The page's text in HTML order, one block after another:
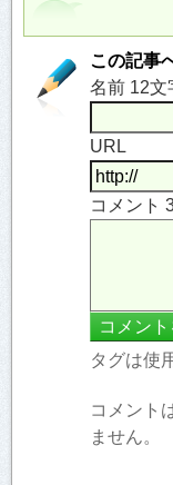
この記事
名前 12文
URL
コメント
タグは使
コメント
ません。